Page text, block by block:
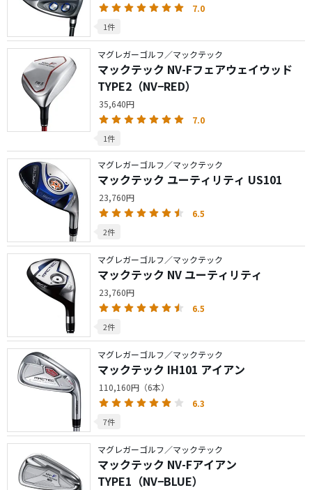
7.0
1件
マグレガーゴルフ／マックテック
マックテック NV-Fフェアウェイウッド
TYPE2（NV−RED）
35,640円
7.0
1件
マグレガーゴルフ／マックテック
マックテック ユーティリティ US101
23,760円
6.5
2件
マグレガーゴルフ／マックテック
マックテック NV ユーティリティ
23,760円
6.5
2件
マグレガーゴルフ／マックテック
マックテック IH101 アイアン
110,160円（6本）
6.3
7件
マグレガーゴルフ／マックテック
マックテック NV-Fアイアン
TYPE1（NV−BLUE）